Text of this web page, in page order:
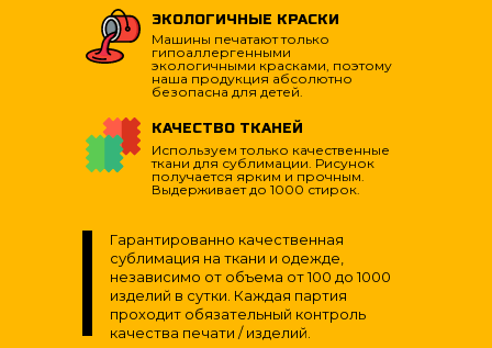
Гарантированно качественная
сублимация на ткани и одежде,
независимо от объема от 100 до 1000
изделий в сутки. Каждая партия
проходит обязательный контроль
качества печати / изделий.
ЭКОЛОГИЧНЫЕ КРАСКИ
Машины печатают только
гипоаллергенными
экологичными красками, поэтому
наша продукция абсолютно
безопасна для детей.
КАЧЕСТВО ТКАНЕЙ
Используем только качественные
ткани для сублимации. Рисунок
получается ярким и прочным.
Выдерживает до 1000 стирок.